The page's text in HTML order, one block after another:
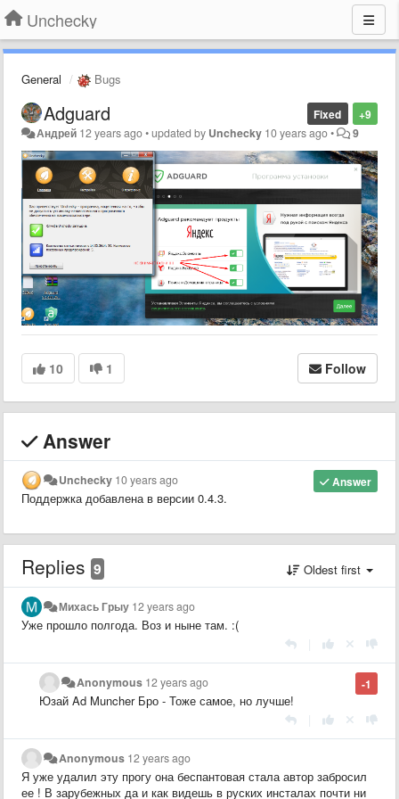
Unchecky
General Bugs
+9
Fixed
Adguard
Андрей 12 years ago•updated by Unchecky 10 years ago• 9
10 1 Follow
Answer
Answer
Unchecky 10 years ago
Поддержка добавлена в версии 0.4.3.
Replies 9 Oldest first
Михась Грыу 12 years ago
Уже прошло полгода. Воз и ныне там. :(
-1
Anonymous 12 years ago
Юзай Ad Muncher Бро - Тоже самое, но лучше!
Anonymous 12 years ago
Я уже удалил эту прогу она беспантовая стала автор забросил
ее ! В зарубежных да и как видешь в руских инсталах почти ни